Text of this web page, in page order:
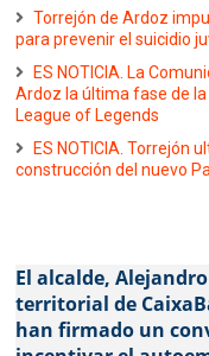
Torrejón de Ardoz
para prevenir el suicidio
ES NOTICIA. La
Ardoz la última fase de la
League of Legends
ES NOTICIA. Torrejón
construcción del nuevo
El alcalde,
territorial de
han firmado un